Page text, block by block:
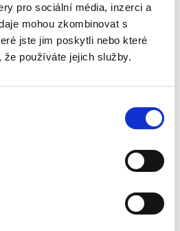
pro sociální média, inzerci a
mohou zkombinovat s
jste jim poskytli nebo které
používáte jejich služby.
Základy
mezinárodního
vydání